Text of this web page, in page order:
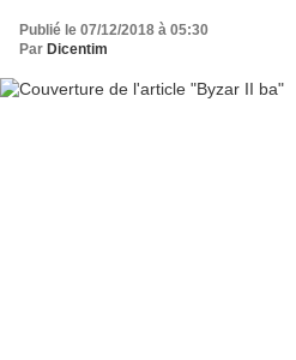
Publié le 07/12/2018 à 05:30
Par Dicentim